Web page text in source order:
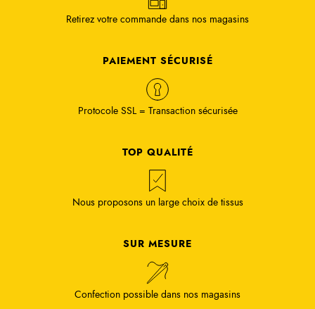
Retirez votre commande dans nos magasins
PAIEMENT SÉCURISÉ
Protocole SSL = Transaction sécurisée
TOP QUALITÉ
Nous proposons un large choix de tissus
SUR MESURE
Confection possible dans nos magasins